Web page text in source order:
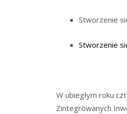
Stworzenie
Stworzenie
W ubiegłym roku
Zintegrowanych